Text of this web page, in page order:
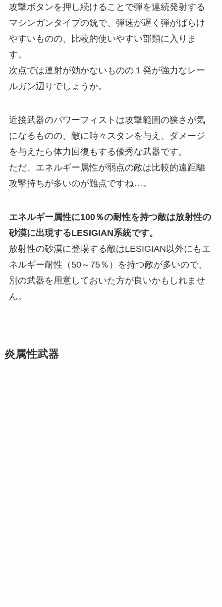
攻撃ボタンを押し続けることで弾を連続発射する
マシンガンタイプの銃で、弾速が遅く弾がばらけ
やすいものの、比較的使いやすい部類に入りま
す。
次点では連射が効かないものの１発が強力なレー
ルガン辺りでしょうか。
近接武器のパワーフィストは攻撃範囲の狭さが気
になるものの、敵に時々スタンを与え、ダメージ
を与えたら体力回復もする優秀な武器です。
ただ、エネルギー属性が弱点の敵は比較的遠距離
攻撃持ちが多いのが難点ですね…。
エネルギー属性に100％の耐性を持つ敵は放射性の
砂漠に出現するLESIGIAN系統です。
放射性の砂漠に登場する敵はLESIGIAN以外にもエ
ネルギー耐性（50～75％）を持つ敵が多いので、
別の武器を用意しておいた方が良いかもしれませ
ん。
炎属性武器